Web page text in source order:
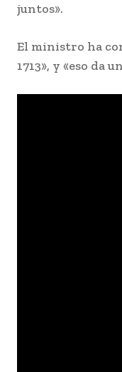
juntos».
El ministro ha
1713», y «eso da